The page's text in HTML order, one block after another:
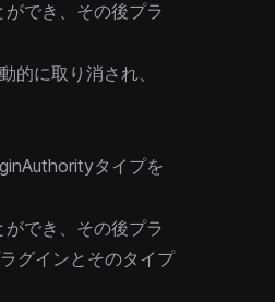
でき、その後プラ
に取り消され、
タイプを
でき、その後プラ
グインとそのタイプ